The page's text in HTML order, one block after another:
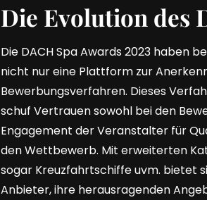
Die Evolution des
Die DACH Spa Awards 2023 haben
nicht nur eine Plattform zur
Bewerbungsverfahren. Dieses
schuf Vertrauen sowohl bei den
Engagement der Veranstalter für
den Wettbewerb. Mit erweiterten
sogar Kreuzfahrtschiffe uvm. bietet
Anbieter, ihre herausragenden